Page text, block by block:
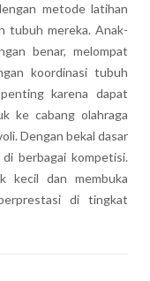
metode latihan
tubuh mereka. Anak-
benar, melompat
koordinasi tubuh
karena dapat
ke cabang olahraga
Dengan bekal dasar
berbagai kompetisi.
kecil dan membuka
di tingkat